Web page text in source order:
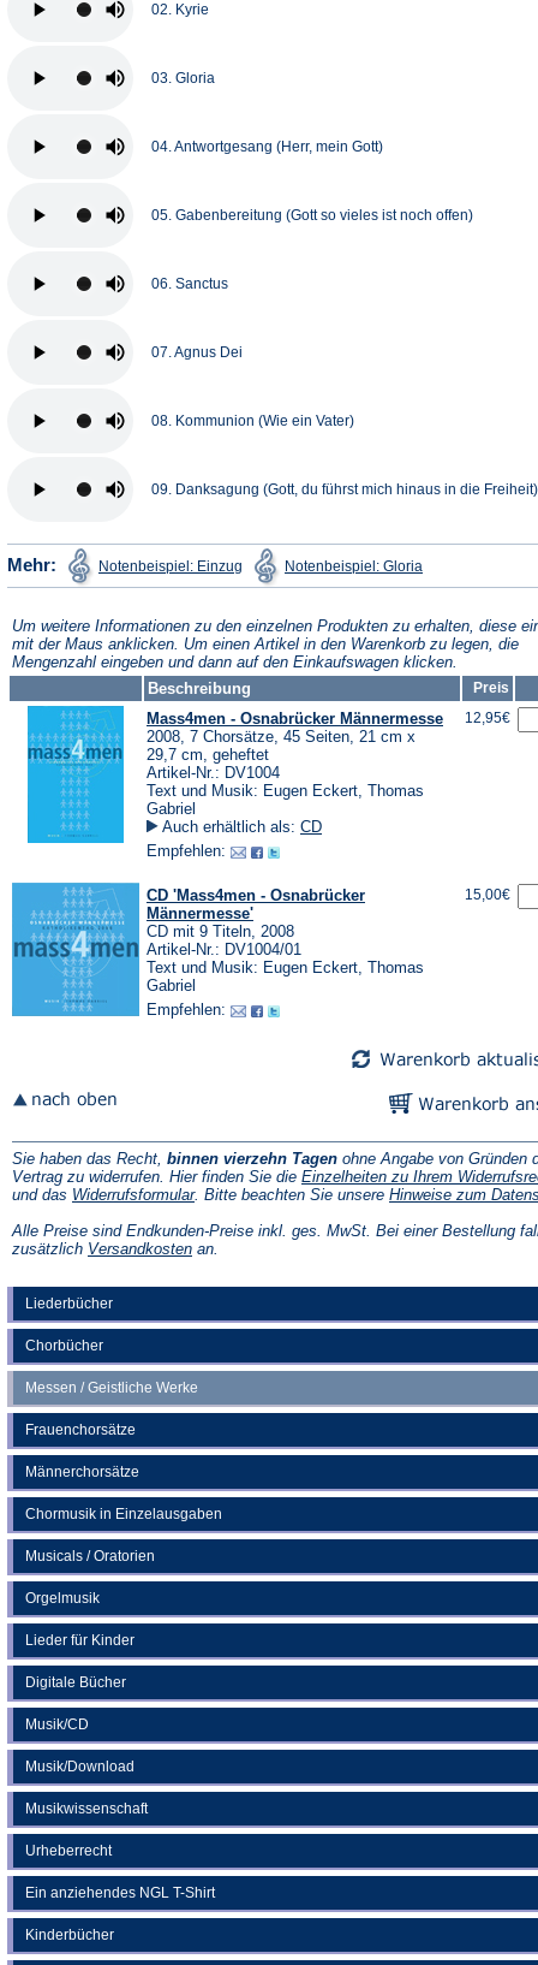
Liederbücher
Chorbücher
Messen / Geistliche Werke
Frauenchorsätze
Männerchorsätze
Chormusik in Einzelausgaben
Musicals / Oratorien
Orgelmusik
Lieder für Kinder
Digitale Bücher
Musik/CD
Musik/Download
Musikwissenschaft
Urheberrecht
Ein anziehendes NGL T-Shirt
Kinderbücher
02. Kyrie
03. Gloria
04. Antwortgesang (Herr, mein Gott)
05. Gabenbereitung (Gott so vieles ist noch offen)
06. Sanctus
07. Agnus Dei
08. Kommunion (Wie ein Vater)
09. Danksagung (Gott, du führst mich hinaus in die Freiheit)
Mehr: Notenbeispiel: Einzug
(Öffnet
einem
Tab)
Notenbeispiel: Gloriain
einem
Tab)
Um weitere Informationen zu den einzelnen Produkten zu erhalten, diese
mit der Maus anklicken. Um einen Artikel in den Warenkorb zu legen, die
Mengenzahl eingeben und dann auf den Einkaufswagen klicken.
Beschreibung
Preis
Mass4men - Osnabrücker Männermesse
2008, 7 Chorsätze, 45 Seiten, 21 cm x
29,7 cm, geheftet
Artikel-Nr.: DV1004
Text und Musik: Eugen Eckert, Thomas
Gabriel
Auch erhältlich als: CD
Empfehlen:
12,95€
CD 'Mass4men - Osnabrücker
Männermesse'
CD mit 9 Titeln, 2008
Artikel-Nr.: DV1004/01
Text und Musik: Eugen Eckert, Thomas
Gabriel
Empfehlen:
15,00€
Sie haben das Recht, binnen vierzehn Tagen ohne Angabe von Gründen
Vertrag zu widerrufen. Hier finden Sie die Einzelheiten zu Ihrem
und das Widerrufsformular(Öffnet
einem
neuen
. Bitte beachten Sie unsere Hinweise zum
Alle Preise sind Endkunden-Preise inkl. ges. MwSt. Bei einer Bestellung
zusätzlich Versandkosten(Öffnet
an.